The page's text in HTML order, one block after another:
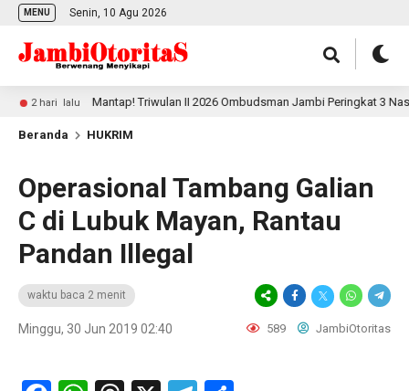
MENU Senin, 10 Agu 2026
lalu Mantap! Triwulan II 2026 Ombudsman Jambi Peringkat 3 Nasional
Beranda HUKRIM
Operasional Tambang Galian
C di Lubuk Mayan, Rantau
Pandan Illegal
waktu baca 2 menit
Minggu, 30 Jun 2019 02:40 589 JambiOtoritas